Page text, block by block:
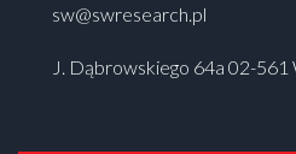
sw@swresearch.pl
J. Dąbrowskiego 64a 02-561